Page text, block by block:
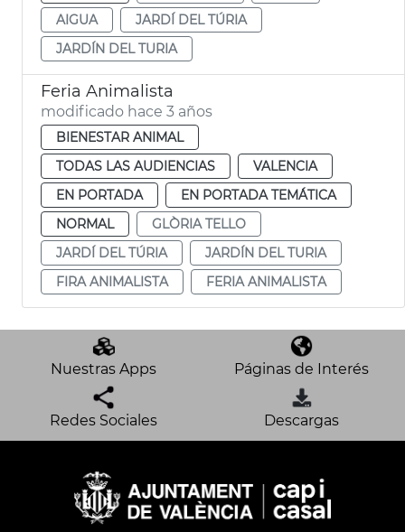
AIGUA
JARDÍ DEL TÚRIA
JARDÍN DEL TURIA
Feria Animalista
modificado hace 3 años
BIENESTAR ANIMAL
TODAS LAS AUDIENCIAS
VALENCIA
EN PORTADA
EN PORTADA TEMÁTICA
NORMAL
GLÒRIA TELLO
JARDÍ DEL TÚRIA
JARDÍN DEL TURIA
FIRA ANIMALISTA
FERIA ANIMALISTA
Nuestras Apps Páginas de Interés
Redes Sociales Descargas